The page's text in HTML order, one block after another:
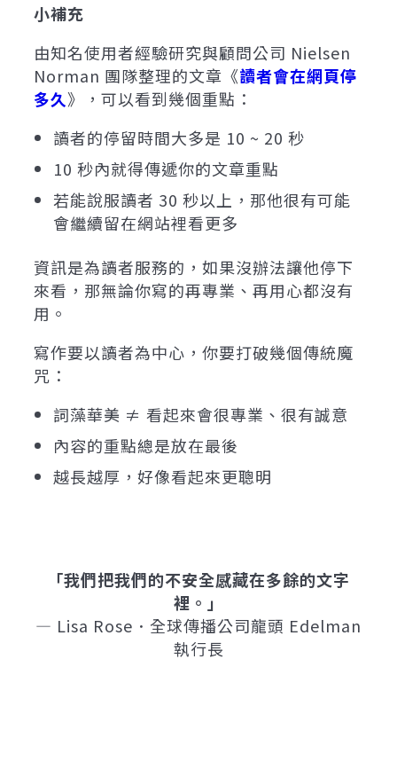
小補充
由知名使用者經驗研究與顧問公司 Nielsen
Norman 團隊整理的文章《讀者會在網頁停
多久》，可以看到幾個重點：
讀者的停留時間大多是 10 ~ 20 秒
10 秒內就得傳遞你的文章重點
若能說服讀者 30 秒以上，那他很有可能
會繼續留在網站裡看更多
資訊是為讀者服務的，如果沒辦法讓他停下
來看，那無論你寫的再專業、再用心都沒有
用。
寫作要以讀者為中心，你要打破幾個傳統魔
咒：
詞藻華美 ≠ 看起來會很專業、很有誠意
內容的重點總是放在最後
越長越厚，好像看起來更聰明
「我們把我們的不安全感藏在多餘的文字
裡。」
— Lisa Rose．全球傳播公司龍頭 Edelman
執行長